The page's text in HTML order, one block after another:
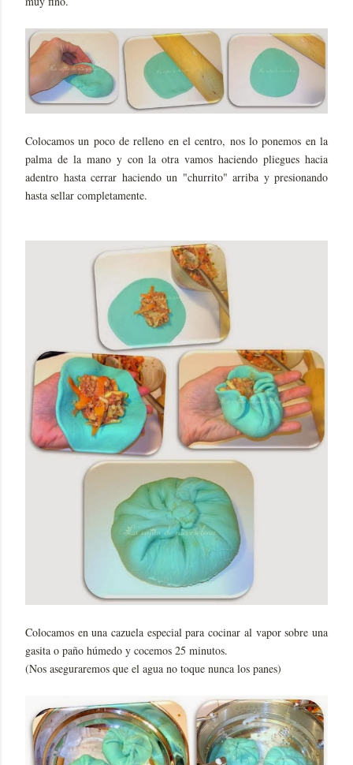
Colocamos un poco de relleno en el centro, nos lo ponemos en la
palma de la mano y con la otra vamos haciendo pliegues hacia
adentro hasta cerrar haciendo un "churrito" arriba y presionando
hasta sellar completamente.
Colocamos en una cazuela especial para cocinar al vapor sobre una
gasita o paño húmedo y cocemos 25 minutos.
(Nos aseguraremos que el agua no toque nunca los panes)